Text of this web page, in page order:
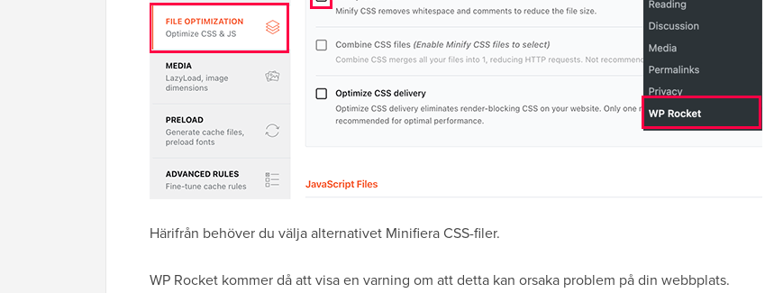
Härifrån behöver du välja alternativet Minifiera CSS-filer.
WP Rocket kommer då att visa en varning om att detta kan orsaka problem på din webbplats.